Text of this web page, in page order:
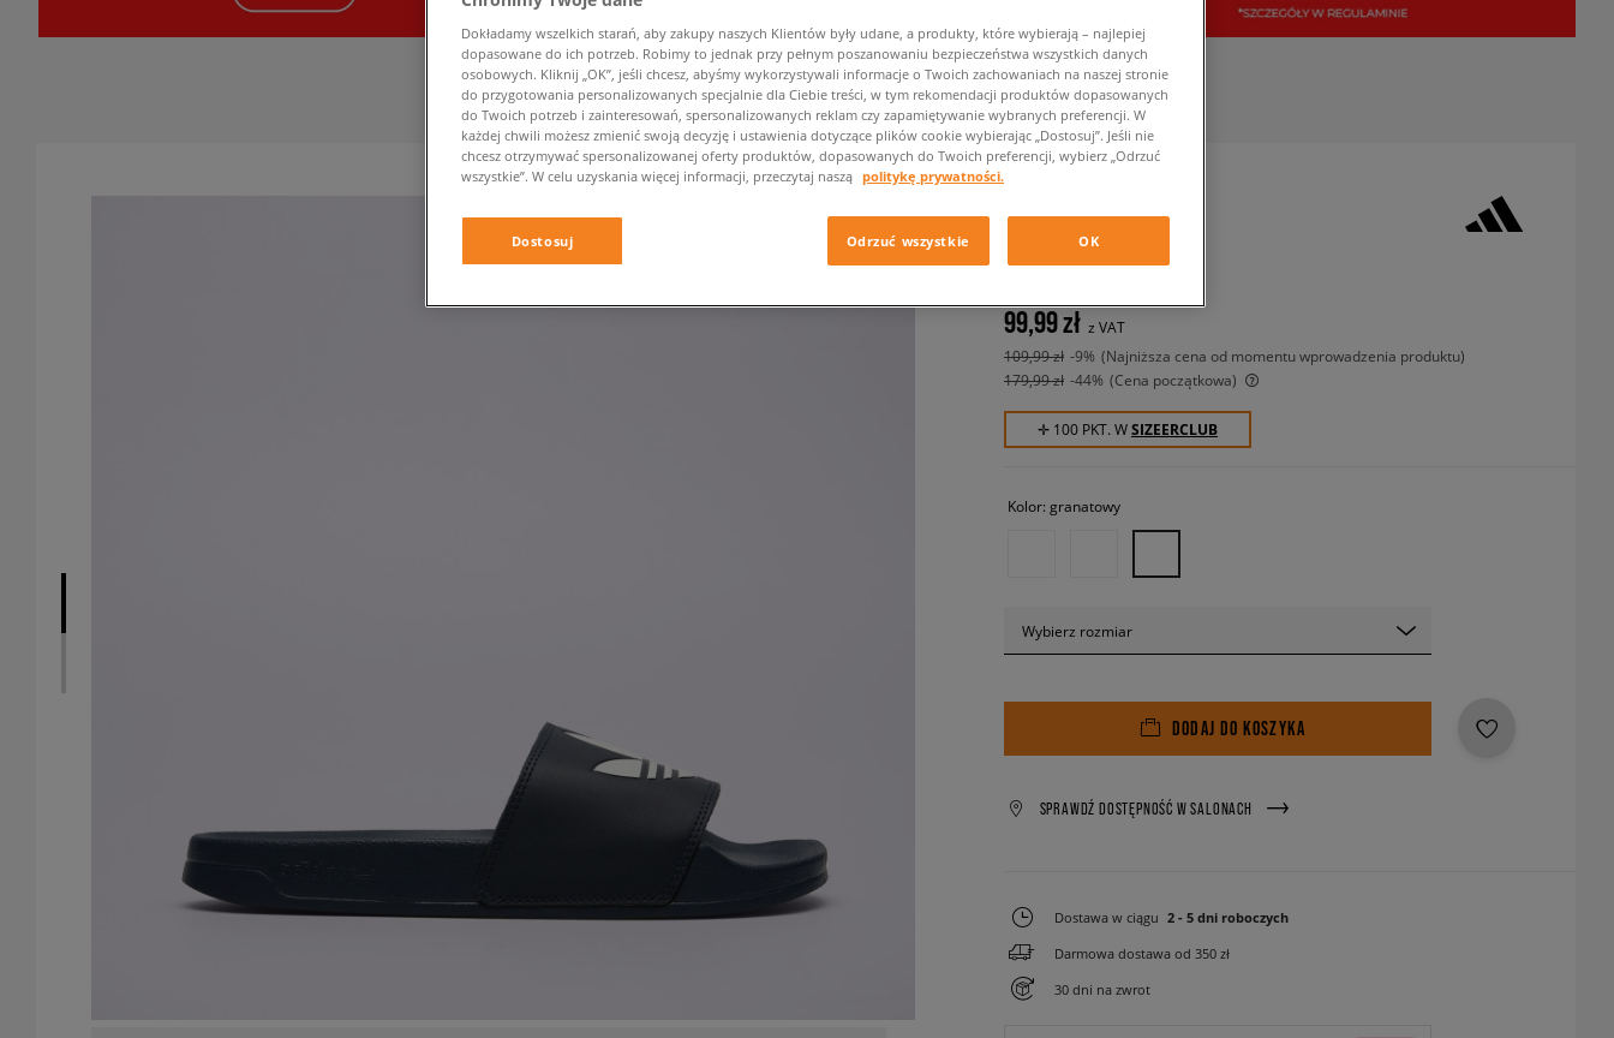
męskie, klapki
99,99 zł z VAT
109,99 zł -9%
(najniższa cena od momentu wprowadzenia produktu)
179,99 zł -44% (Cena początkowa)
✛ 100 PKT. WSIZEERCLUB
Kolor: granatowy
Wybierz rozmiar
DODAJ DO KOSZYKA
SPRAWDŹ DOSTĘPNOŚĆ W SALONACH
Dostawa w ciągu 2 - 5 dni roboczych
Darmowa dostawa od 350 zł
30 dni na zwrot
Dokładamy wszelkich starań, aby zakupy naszych Klientów były udane, a produkty, które wybierają – najlepiej
dopasowane do ich potrzeb. Robimy to jednak przy pełnym poszanowaniu bezpieczeństwa wszystkich danych
osobowych. Kliknij „OK”, jeśli chcesz, abyśmy wykorzystywali informacje o Twoich zachowaniach na naszej stronie
do przygotowania personalizowanych specjalnie dla Ciebie treści, w tym rekomendacji produktów dopasowanych
do Twoich potrzeb i zainteresowań, spersonalizowanych reklam czy zapamiętywanie wybranych preferencji. W
każdej chwili możesz zmienić swoją decyzję i ustawienia dotyczące plików cookie wybierając „Dostosuj”. Jeśli nie
chcesz otrzymywać spersonalizowanej oferty produktów, dopasowanych do Twoich preferencji, wybierz „Odrzuć
wszystkie”. W celu uzyskania więcej informacji, przeczytaj naszą politykę prywatności.
Dostosuj Odrzuć wszystkie OK